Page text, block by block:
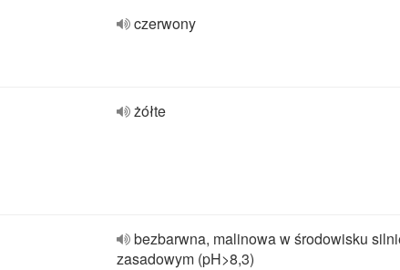
czerwony
żółte
bezbarwna, malinowa w środowisku
zasadowym (pH>8,3)